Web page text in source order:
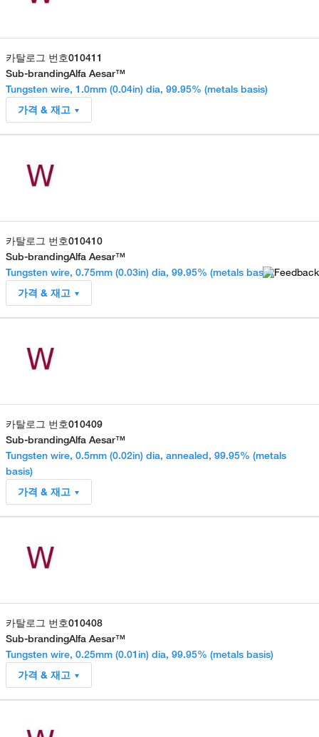
카탈로그 번호010411
Sub-brandingAlfa Aesar™
Tungsten wire, 1.0mm (0.04in) dia, 99.95% (metals basis)
가격 & 재고
카탈로그 번호010410
Sub-brandingAlfa Aesar™
Tungsten wire, 0.75mm (0.03in) dia, 99.95% (metals basis)
가격 & 재고
카탈로그 번호010409
Sub-brandingAlfa Aesar™
Tungsten wire, 0.5mm (0.02in) dia, annealed, 99.95% (metals
basis)
가격 & 재고
카탈로그 번호010408
Sub-brandingAlfa Aesar™
Tungsten wire, 0.25mm (0.01in) dia, 99.95% (metals basis)
가격 & 재고